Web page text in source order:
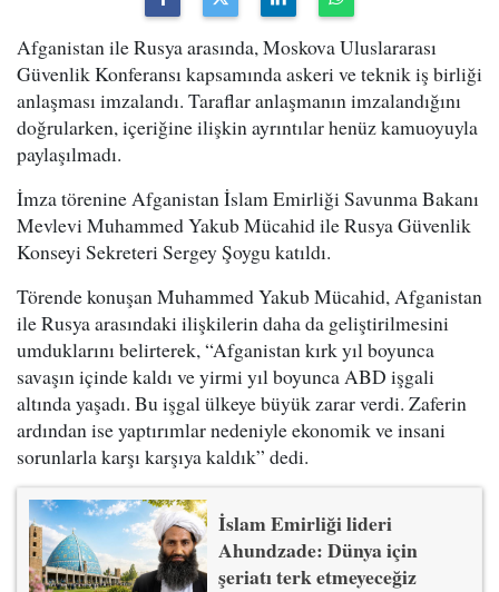
Afganistan ile Rusya arasında, Moskova Uluslararası
Güvenlik Konferansı kapsamında askeri ve teknik iş birliği
anlaşması imzalandı. Taraflar anlaşmanın imzalandığını
doğrularken, içeriğine ilişkin ayrıntılar henüz kamuoyuyla
paylaşılmadı.
İmza törenine Afganistan İslam Emirliği Savunma Bakanı
Mevlevi Muhammed Yakub Mücahid ile Rusya Güvenlik
Konseyi Sekreteri Sergey Şoygu katıldı.
Törende konuşan Muhammed Yakub Mücahid, Afganistan
ile Rusya arasındaki ilişkilerin daha da geliştirilmesini
umduklarını belirterek, “Afganistan kırk yıl boyunca
savaşın içinde kaldı ve yirmi yıl boyunca ABD işgali
altında yaşadı. Bu işgal ülkeye büyük zarar verdi. Zaferin
ardından ise yaptırımlar nedeniyle ekonomik ve insani
sorunlarla karşı karşıya kaldık” dedi.
İslam Emirliği lideri
Ahundzade: Dünya için
şeriatı terk etmeyeceğiz